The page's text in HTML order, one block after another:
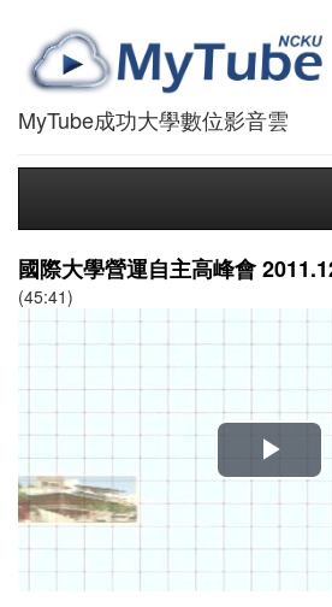
MyTube成功大學數位影音雲
國際大學營運自主高峰會
(45:41)
播
放
影